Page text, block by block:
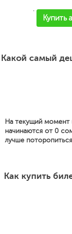
'
Купить
Какой самый
На текущий
начинаются от 0
лучше
Как купить